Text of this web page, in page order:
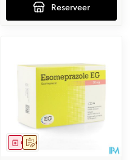
Reserveer
Op voorschrift
Geneesmiddel